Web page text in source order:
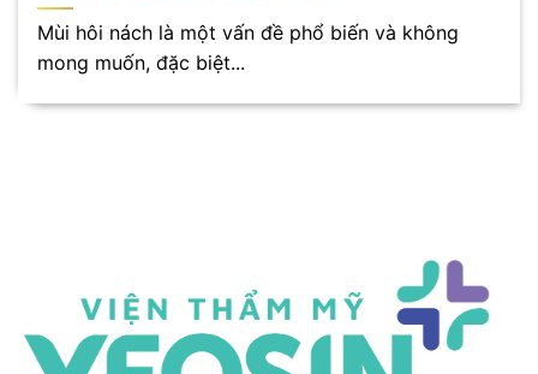
Mùi hôi nách là một vấn đề phổ biến và không
mong muốn, đặc biệt...